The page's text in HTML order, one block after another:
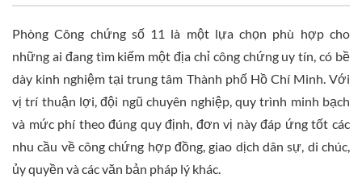
Phòng Công chứng số 11 là một lựa chọn phù hợp cho
những ai đang tìm kiếm một địa chỉ công chứng uy tín, có bề
dày kinh nghiệm tại trung tâm Thành phố Hồ Chí Minh. Với
vị trí thuận lợi, đội ngũ chuyên nghiệp, quy trình minh bạch
và mức phí theo đúng quy định, đơn vị này đáp ứng tốt các
nhu cầu về công chứng hợp đồng, giao dịch dân sự, di chúc,
ủy quyền và các văn bản pháp lý khác.